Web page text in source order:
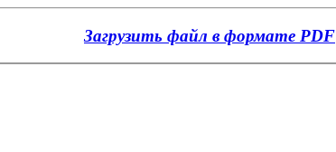
Загрузить файл в формате PDF